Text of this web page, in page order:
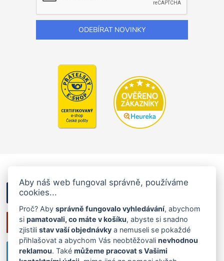
Aby náš web fungoval správně, používáme
cookies...
Proč? Abysprávně fungovalo vyhledávání, abychom
sipamatovali, co máte v košíku, abyste si snadno
zjistilistav vaší objednávky a nemuseli se pokaždé
přihlašovat a abychom Vás neobtěžovalinevhodnou
reklamou. Takémůžeme pracovat s Vašimi